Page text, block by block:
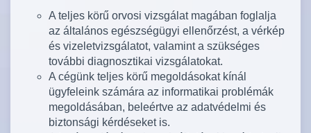
A teljes körű orvosi vizsgálat magában foglalja
az általános egészségügyi ellenőrzést, a vérkép
és vizeletvizsgálatot, valamint a szükséges
további diagnosztikai vizsgálatokat.
A cégünk teljes körű megoldásokat kínál
ügyfeleink számára az informatikai problémák
megoldásában, beleértve az adatvédelmi és
biztonsági kérdéseket is.